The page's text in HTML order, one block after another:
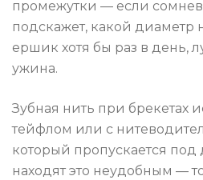
промежутки — если
подскажет, какой диаметр
ершик хотя бы раз в день,
ужина.
Зубная нить при брекетах
тейфлом или с
который пропускается под
находят это неудобным —